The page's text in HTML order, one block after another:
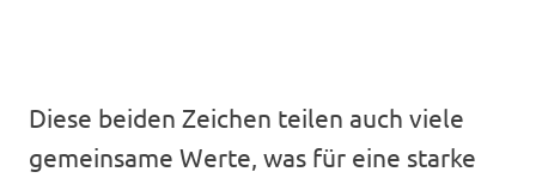
Diese beiden Zeichen teilen auch viele
gemeinsame Werte, was für eine starke